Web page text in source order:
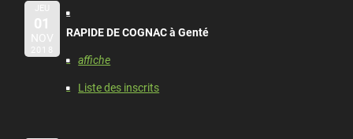
JEU
01
NOV
2018
RAPIDE DE COGNAC à Genté
affiche
Liste des inscrits